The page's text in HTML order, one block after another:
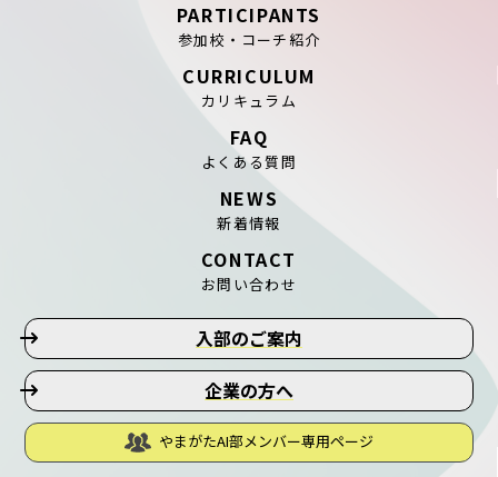
PARTICIPANTS
参加校・コーチ紹介
CURRICULUM
カリキュラム
FAQ
よくある質問
NEWS
新着情報
CONTACT
お問い合わせ
入部のご案内
企業の方へ
やまがたAI部メンバー専用ページ